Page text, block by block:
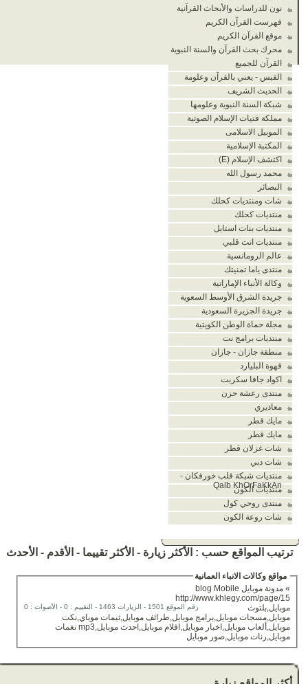
نون للدراسات والأبحاث القرآنية
فهرست القرآن الكريم
موقع القرآن الكريم
محرك بحث القرآن والسنة النبوية
القرآن للجميع
القبس - يعني بالقرآن وعلومة
الحديث الشريف
شبكة السنة النبوية وعلومها
مملكة فتيات الإسلام الصوتية
الموبيل الاسلامى
المكتبة الإسلامية
اكتشف الإسلام (E)
محمد رسول الله
البصائر
شات ومنتديات كحلك
منتديات كحلك
منتديات بنات استايل
منتديات انت قلبي
عالم الرومانسية
منتدى ياما تمنيتك
وكالة الأنباء الإماراتية
جريدة الشرق الأوسط السعوية
جريدة الجزيرة السعودية
مجلة حماة الوطن الكويتية
منتديات برامج نت
منطقة جازان - جازان
قهوة البليارد
اكواد جافا سكربت
منتدى رعشة حزن
معاذيري
مايك قطر
مايك قطر
شات غزلان قطر
شات دبي
منتديات شبكة قلب خورفكان -
Qalb KhOrFaKkAn
منتديات الكون
منتدى روحي كول
شات روعة الكون
ترتيب المواقع حسب : الأكثر زيارة -الأكثر تقييما-الأقدم-الأحدث
مواقع وكالات الانباء العمانية
»مدونة موبايل blog Mobile
http://www.khlegy.com/page/15
رقم الموقع 1501 - الزيارات 1463 - التقييم : 0 - الأصوات : 0
موبايل,بلتوث
موبايل,مسجات موبايل,برامج موبايل,طرائف موبايل,ثيمات موباي,نكت
موبايل,ألعاب موبايل,اخبار موبايل,افلام موبايل,احدث موبايل,mp3 نغمات
موبايل,رنات موبايل,صور موبايل